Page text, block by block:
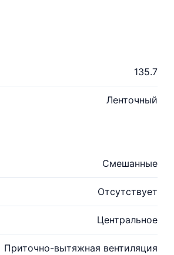
135.7
Ленточный
Смешанные
Отсутствует
Центральное
Приточно-вытяжная вентиляция